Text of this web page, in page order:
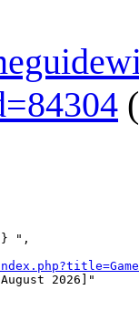
",
2026]"